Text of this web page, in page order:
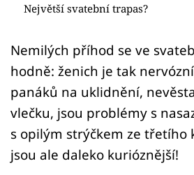
Sledujte nás
Největší svatební trapas?
Nemilých příhod se ve
hodně: ženich je tak
panáků na uklidnění,
vlečku, jsou problémy s
s opilým strýčkem ze třetího
jsou ale daleko kurióznější!